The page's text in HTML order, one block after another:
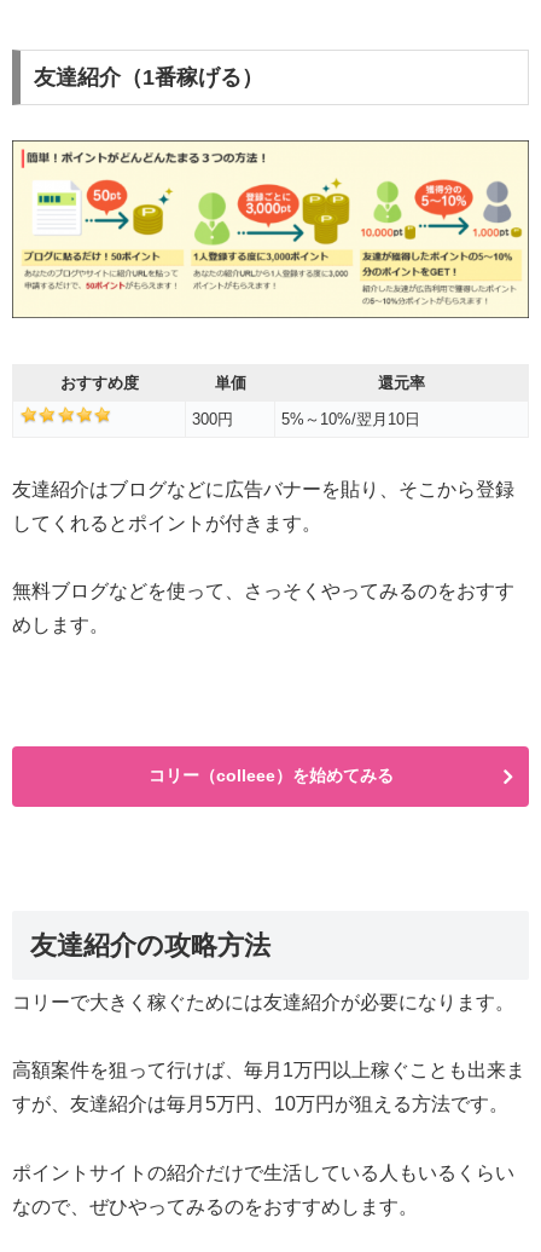
友達紹介（1番稼げる）
おすすめ度 単価
還元率
300円
5%～10%/翌月10日
友達紹介はブログなどに広告バナーを貼り、そこから登録
してくれるとポイントが付きます。
無料ブログなどを使って、さっそくやってみるのをおすす
めします。
コリー（colleee）を始めてみる
友達紹介の攻略方法
コリーで大きく稼ぐためには友達紹介が必要になります。
高額案件を狙って行けば、毎月1万円以上稼ぐことも出来ま
すが、友達紹介は毎月5万円、10万円が狙える方法です。
ポイントサイトの紹介だけで生活している人もいるくらい
なので、ぜひやってみるのをおすすめします。